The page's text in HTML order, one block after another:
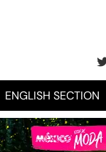
ENGLISH SECTION